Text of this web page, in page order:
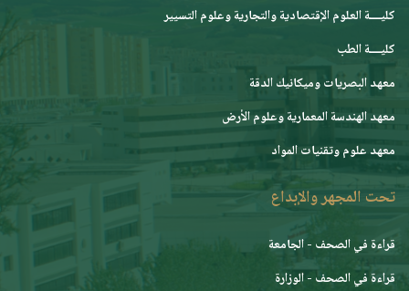
كليــــة العلوم الإقتصادية والتجارية وعلوم التسيير
كليــــة الطب
معهد البصريات وميكانيك الدقة
معهد الهندسة المعمارية وعلوم الأرض
معهد علوم وتقنيات المواد
تحت المجهر والإبداع
قراءة في الصحف - الجامعة
قراءة في الصحف - الوزارة